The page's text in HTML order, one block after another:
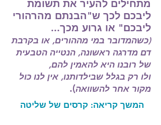
מתחילים להעיר את תשומת
ליבכם לכך ש"הבנתם מהרהורי
ליבכם" או גרוע מכך...
(כשהמדובר במי מההורים, או בקרבת
דם מדרגה ראשונה, הנטייה הטבעית
של רובנו היא להאמין להם,
ולו רק בגלל שבילדותנו, אין לנו כול
מקור אחר להשוואה).
המשך קריאה: קרסים של שליטה